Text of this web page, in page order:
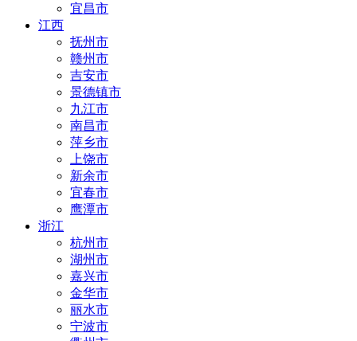
宜昌市
江西
抚州市
赣州市
吉安市
景德镇市
九江市
南昌市
萍乡市
上饶市
新余市
宜春市
鹰潭市
浙江
杭州市
湖州市
嘉兴市
金华市
丽水市
宁波市